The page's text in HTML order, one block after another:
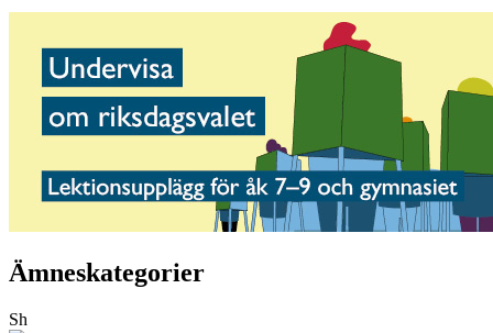
Ämneskategorier
Sh